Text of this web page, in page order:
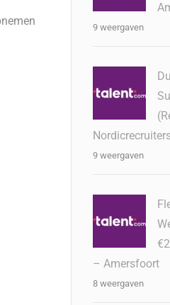
9 weergaven
9 weergaven
– Amersfoort
8 weergaven